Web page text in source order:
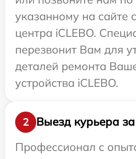
указанному на сайте
центра iCLEBO.
перезвонит Вам для
деталей ремонта
устройства iCLEBO.
2
Выезд курьера
Профессионал с